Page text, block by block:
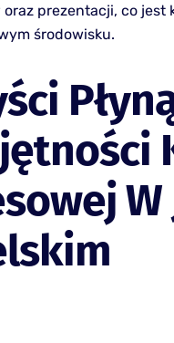
prezentacji, co
środowisku.
W